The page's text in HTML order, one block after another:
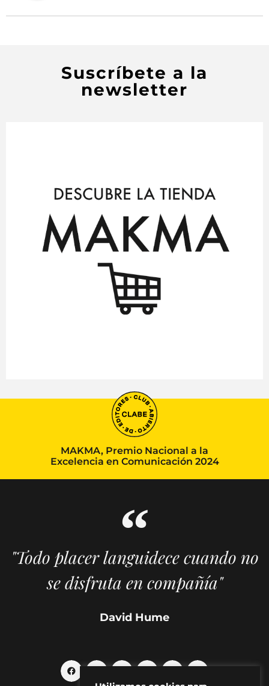
Suscríbete a la
newsletter
MAKMA, Premio Nacional a la
Excelencia en Comunicación 2024
"Todo placer languidece cuando no
se disfruta en compañía"
David Hume